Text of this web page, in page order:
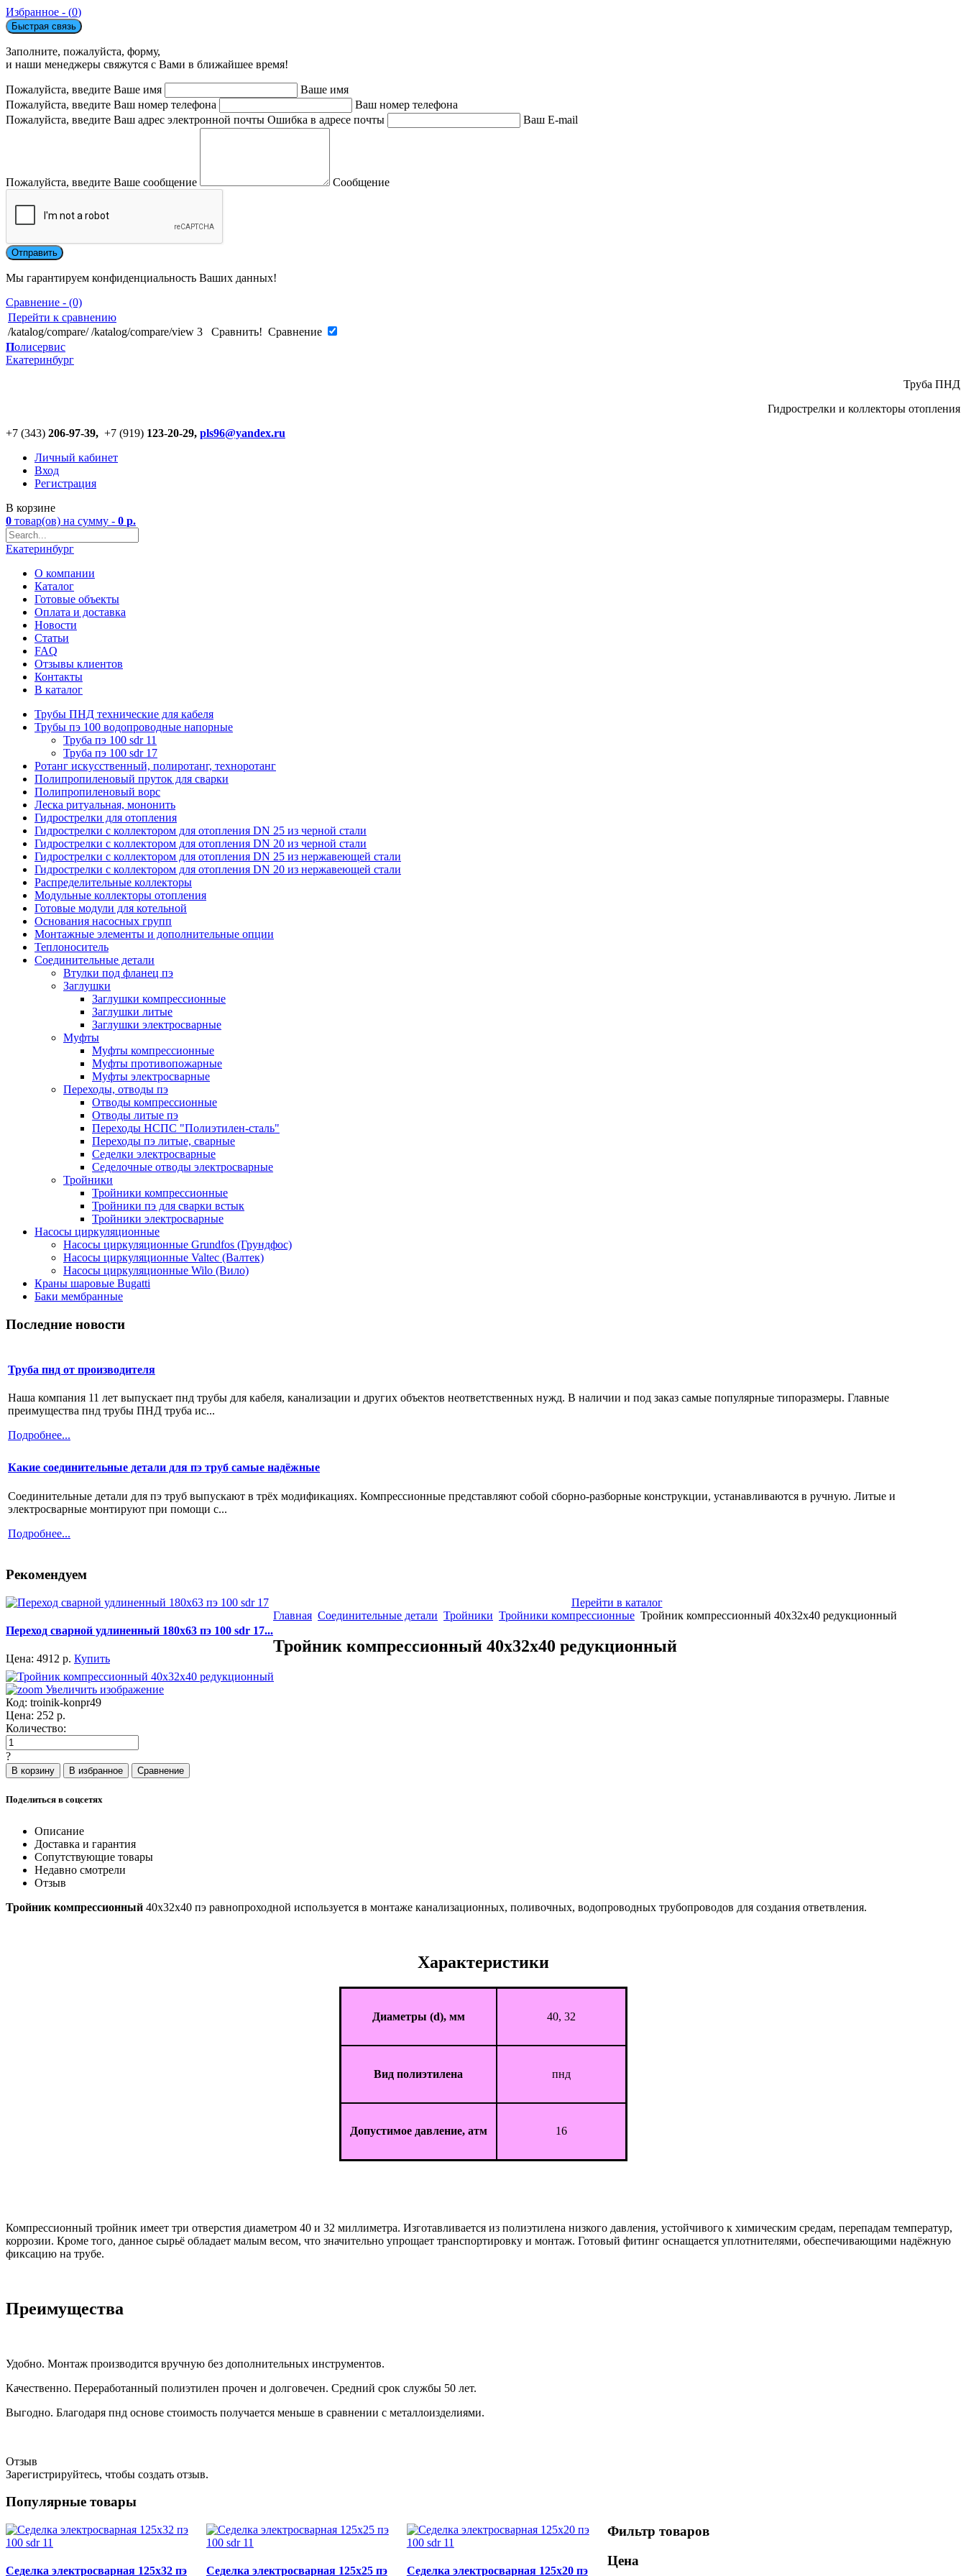
Избранное - (0)
Быстрая связь
Заполните, пожалуйста, форму,
и наши менеджеры свяжутся с Вами в ближайшее время!
Пожалуйста, введите Ваше имя
Ваше имя
Пожалуйста, введите Ваш номер телефона
Ваш номер телефона
Пожалуйста, введите Ваш адрес электронной почты Ошибка в адресе почты Ваш E-mail
Пожалуйста, введите Ваше сообщение Сообщение
Мы гарантируем конфиденциальность Ваших данных!
Сравнение - (0)
Перейти к сравнению
/katalog/compare/ /katalog/compare/view 3 Сравнить! Cравнение
Полисервис
Екатеринбург
Труба ПНД
Гидрострелки и коллекторы отопления
+7 (343) 206-97-39, +7 (919) 123-20-29, pls96@yandex.ru
Личный кабинет
Вход
Регистрация
В корзине
0 товар(ов) на сумму - 0 р.
Екатеринбург
О компании
Каталог
Готовые объекты
Оплата и доставка
Новости
Статьи
FAQ
Отзывы клиентов
Контакты
В каталог
Трубы ПНД технические для кабеля
Трубы пэ 100 водопроводные напорные
Труба пэ 100 sdr 11
Труба пэ 100 sdr 17
Ротанг искусственный, полиротанг, техноротанг
Полипропиленовый пруток для сварки
Полипропиленовый ворс
Леска ритуальная, мононить
Гидрострелки для отопления
Гидрострелки с коллектором для отопления DN 25 из черной стали
Гидрострелки с коллектором для отопления DN 20 из черной стали
Гидрострелки с коллектором для отопления DN 25 из нержавеющей стали
Гидрострелки с коллектором для отопления DN 20 из нержавеющей стали
Распределительные коллекторы
Модульные коллекторы отопления
Готовые модули для котельной
Основания насосных групп
Монтажные элементы и дополнительные опции
Теплоноситель
Соединительные детали
Втулки под фланец пэ
Заглушки
Заглушки компрессионные
Заглушки литые
Заглушки электросварные
Муфты
Муфты компрессионные
Муфты противопожарные
Муфты электросварные
Переходы, отводы пэ
Отводы компрессионные
Отводы литые пэ
Переходы НСПС "Полиэтилен-сталь"
Переходы пэ литые, сварные
Седелки электросварные
Седелочные отводы электросварные
Тройники
Тройники компрессионные
Тройники пэ для сварки встык
Тройники электросварные
Насосы циркуляционные
Насосы циркуляционные Grundfos (Грундфос)
Насосы циркуляционные Valtec (Валтек)
Насосы циркуляционные Wilo (Вило)
Краны шаровые Bugatti
Баки мембранные
Последние новости
Труба пнд от производителя
Наша компания 11 лет выпускает пнд трубы для кабеля, канализации и других объектов неответственных нужд. В наличии и под заказ самые популярные типоразмеры. Главные
преимущества пнд трубы ПНД труба ис...
Подробнее...
Какие соединительные детали для пэ труб самые надёжные
Соединительные детали для пэ труб выпускают в трёх модификациях. Компрессионные представляют собой сборно-разборные конструкции, устанавливаются в ручную. Литые и
электросварные монтируют при помощи с...
Подробнее...
Рекомендуем
Переход сварной удлиненный 180x63 пэ 100 sdr 17...
Цена: 4912 р. Купить
Перейти в каталог
Главная Соединительные детали Тройники Тройники компрессионные Тройник компрессионный 40х32х40 редукционный
Тройник компрессионный 40х32х40 редукционный
Увеличить изображение
Код: troinik-konpr49
Цена: 252 р.
Количество:
?
Поделиться в соцсетях
Описание
Доставка и гарантия
Сопутствующие товары
Недавно смотрели
Отзыв
Тройник компрессионный 40х32х40 пэ равнопроходной используется в монтаже канализационных, поливочных, водопроводных трубопроводов для создания ответвления.
Характеристики
Диаметры (d), мм 40, 32
Вид полиэтилена пнд
Допустимое давление, атм 16
Компрессионный тройник имеет три отверстия диаметром 40 и 32 миллиметра. Изготавливается из полиэтилена низкого давления, устойчивого к химическим средам, перепадам температур,
коррозии. Кроме того, данное сырьё обладает малым весом, что значительно упрощает транспортировку и монтаж. Готовый фитинг оснащается уплотнителями, обеспечивающими надёжную
фиксацию на трубе.
Преимущества
Удобно. Монтаж производится вручную без дополнительных инструментов.
Качественно. Переработанный полиэтилен прочен и долговечен. Средний срок службы 50 лет.
Выгодно. Благодаря пнд основе стоимость получается меньше в сравнении с металлоизделиями.
Отзыв
Зарегистрируйтесь, чтобы создать отзыв.
Популярные товары
Седелка электросварная 125x32 пэ Седелка электросварная 125x25 пэ Седелка электросварная 125x20 пэ
Фильтр товаров
Цена